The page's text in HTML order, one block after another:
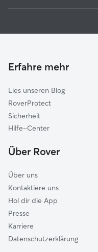
Castrop-Rauxel
Recklinghausen
Lünen
Herne
Lüdinghausen
Nordkirchen
Gassi-Service in Datteln
Erfahre mehr
Lies unseren Blog
RoverProtect
Sicherheit
Hilfe-Center
Über Rover
Über uns
Kontaktiere uns
Hol dir die App
Presse
Karriere
Datenschutzerklärung